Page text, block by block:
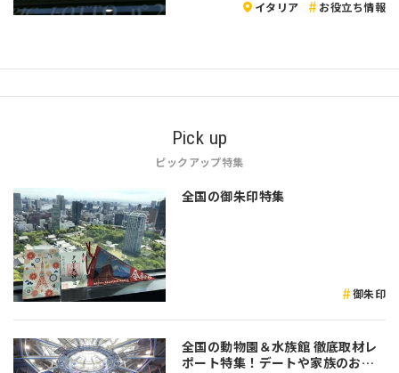
イタリア お役立ち情報
Pick up
ピックアップ特集
全国の御朱印特集
御朱印
全国の動物園＆水族館 徹底取材レ
ポート特集！デートや家族のおで